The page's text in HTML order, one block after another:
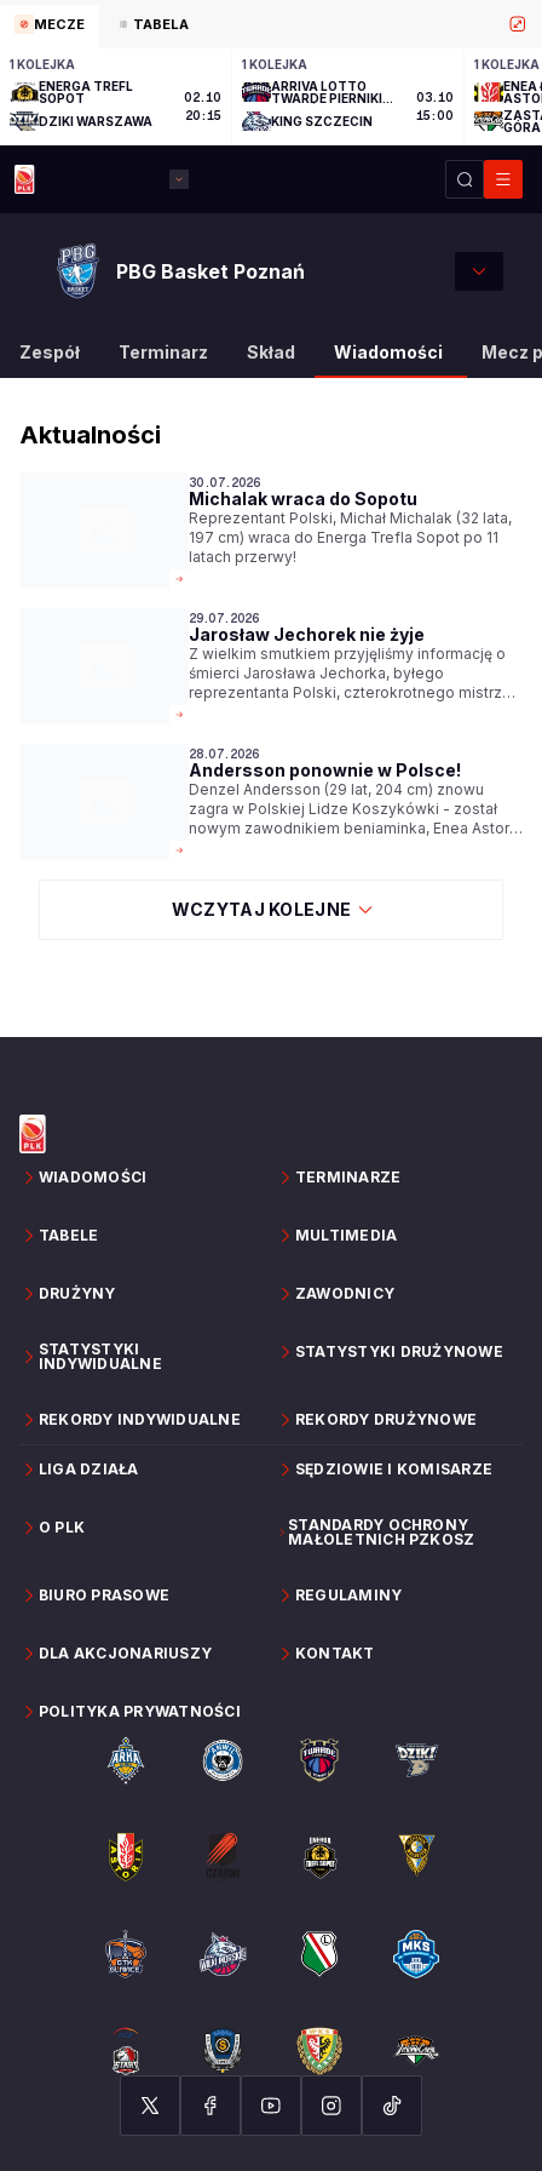
MECZE TABELA
1 KOLEJKA
ENERGA TREFL
SOPOT
DZIKI WARSZAWA
02.10
20:15
1 KOLEJKA
ARRIVA LOTTO
TWARDE PIERNIKI
KING SZCZECIN
03.10
15:00
1 KOLEJKA
ENEA
GÓRA
PBG Basket Poznań
Zespół Terminarz Skład Wiadomości Mecz
Aktualności
30.07.2026
Michalak wraca do Sopotu
Reprezentant Polski, Michał Michalak (32 lata,
197 cm) wraca do Energa Trefla Sopot po 11
latach przerwy!
29.07.2026
Jarosław Jechorek nie żyje
Z wielkim smutkiem przyjęliśmy informację o
śmierci Jarosława Jechorka, byłego
reprezentanta Polski, czterokrotnego mistrza
28.07.2026
Andersson ponownie w Polsce!
Denzel Andersson (29 lat, 204 cm) znowu
zagra w Polskiej Lidze Koszykówki - został
nowym zawodnikiem beniaminka, Enea Astorii
WCZYTAJ KOLEJNE
WIADOMOŚCI TERMINARZE
TABELE MULTIMEDIA
DRUŻYNY ZAWODNICY
STATYSTYKI
INDYWIDUALNE
STATYSTYKI DRUŻYNOWE
REKORDY INDYWIDUALNE REKORDY DRUŻYNOWE
LIGA DZIAŁA SĘDZIOWIE I KOMISARZE
O PLK
STANDARDY OCHRONY
MAŁOLETNICH PZKOSZ
BIURO PRASOWE REGULAMINY
DLA AKCJONARIUSZY KONTAKT
POLITYKA PRYWATNOŚCI